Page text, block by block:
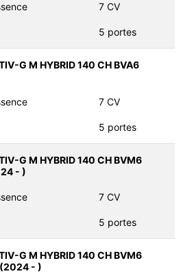
7 CV
5 portes
G M HYBRID 140 CH BVA6
7 CV
5 portes
G M HYBRID 140 CH BVM6
- )
7 CV
5 portes
G M HYBRID 140 CH BVM6
- )